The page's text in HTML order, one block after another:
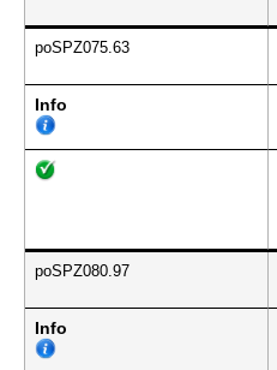
poSPZ075.63
Info
poSPZ080.97
Info